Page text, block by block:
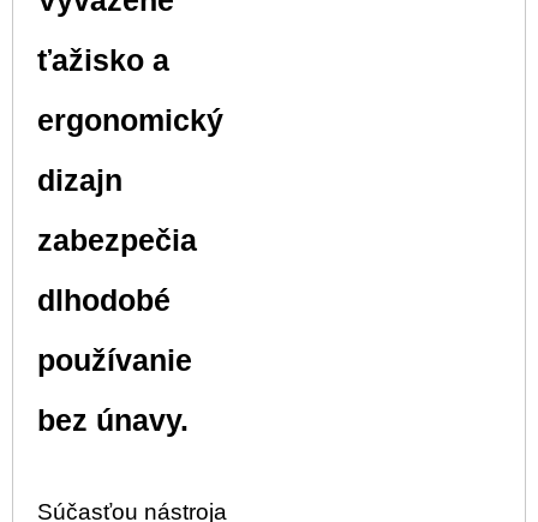
ťažisko a
ergonomický
dizajn
zabezpečia
dlhodobé
používanie
bez únavy.
Súčasťou nástroja